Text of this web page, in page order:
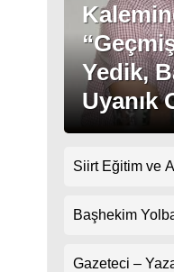
Yedik,
Uyanık
Siirt Eğitim ve
Randevularda
Başhekim
Gazeteci –